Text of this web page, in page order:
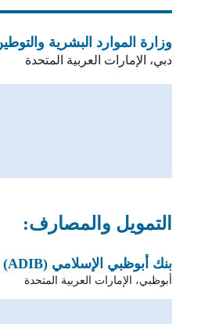
وزارة الموارد البشرية
دبي، الإمارات العربية المتحدة
التمويل والمصارف:
بنك أبوظبي الإسلامي (ADIB)
أبوظبي، الإمارات العربية المتحدة